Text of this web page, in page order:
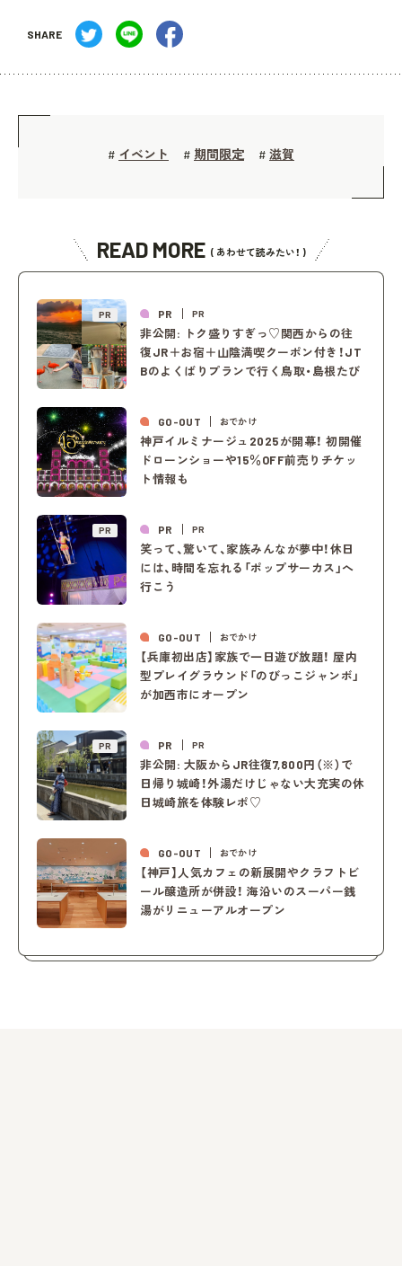
SHARE
# イベント # 期間限定 # 滋賀
READ MORE ( あわせて読みたい！ )
PR PR PR
非公開: トク盛りすぎっ♡関西からの往
復JR＋お宿＋山陰満喫クーポン付き！JT
Bのよくばりプランで行く鳥取・島根たび
GO-OUT おでかけ
神戸イルミナージュ2025が開幕！ 初開催
ドローンショーや15％OFF前売りチケッ
ト情報も
PR PR PR
笑って、驚いて、家族みんなが夢中！休日
には、時間を忘れる「ポップサーカス」へ
行こう
GO-OUT おでかけ
【兵庫初出店】家族で一日遊び放題！ 屋内
型プレイグラウンド「のびっこジャンボ」
が加西市にオープン
PR PR PR
非公開: 大阪からJR往復7,800円（※）で
日帰り城崎！外湯だけじゃない大充実の休
日城崎旅を体験レポ♡
GO-OUT おでかけ
【神戸】人気カフェの新展開やクラフトビ
ール醸造所が併設！ 海沿いのスーパー銭
湯がリニューアルオープン